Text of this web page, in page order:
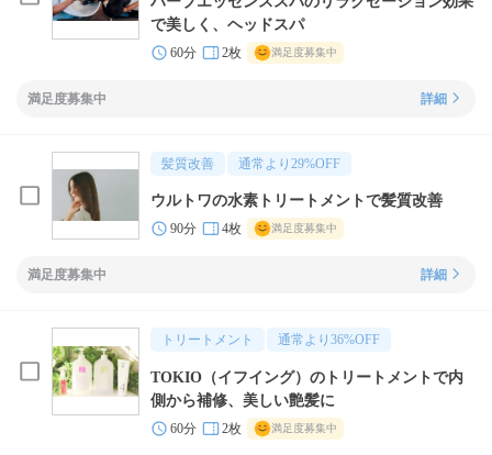
で美しく、ヘッドスパ
60分 2枚 満足度募集中
満足度募集中 詳細
髪質改善 通常より 29%OFF
ウルトワの水素トリートメントで髪質改善
90分 4枚 満足度募集中
満足度募集中 詳細
トリートメント 通常より 36%OFF
TOKIO（イフイング）のトリートメントで内
側から補修、美しい艶髪に
60分 2枚 満足度募集中